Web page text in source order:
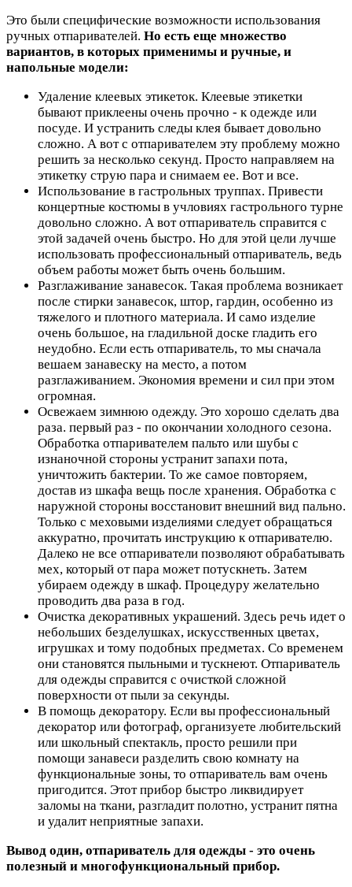
Это были специфические возможности использования
ручных отпаривателей. Но есть еще множество
вариантов, в которых применимы и ручные, и
напольные модели:
Удаление клеевых этикеток. Клеевые этикетки
бывают приклеены очень прочно - к одежде или
посуде. И устранить следы клея бывает довольно
сложно. А вот с отпаривателем эту проблему можно
решить за несколько секунд. Просто направляем на
этикетку струю пара и снимаем ее. Вот и все.
Использование в гастрольных труппах. Привести
концертные костюмы в учловиях гастрольного турне
довольно сложно. А вот отпариватель справится с
этой задачей очень быстро. Но для этой цели лучше
использовать профессиональный отпариватель, ведь
объем работы может быть очень большим.
Разглаживание занавесок. Такая проблема возникает
после стирки занавесок, штор, гардин, особенно из
тяжелого и плотного материала. И само изделие
очень большое, на гладильной доске гладить его
неудобно. Если есть отпариватель, то мы сначала
вешаем занавеску на место, а потом
разглаживанием. Экономия времени и сил при этом
огромная.
Освежаем зимнюю одежду. Это хорошо сделать два
раза. первый раз - по окончании холодного сезона.
Обработка отпаривателем пальто или шубы с
изнаночной стороны устранит запахи пота,
уничтожить бактерии. То же самое повторяем,
достав из шкафа вещь после хранения. Обработка с
наружной стороны восстановит внешний вид пально.
Только с меховыми изделиями следует обращаться
аккуратно, прочитать инструкцию к отпаривателю.
Далеко не все отпариватели позволяют обрабатывать
мех, который от пара может потускнеть. Затем
убираем одежду в шкаф. Процедуру желательно
проводить два раза в год.
Очистка декоративных украшений. Здесь речь идет о
небольших безделушках, искусственных цветах,
игрушках и тому подобных предметах. Со временем
они становятся пыльными и тускнеют. Отпариватель
для одежды справится с очисткой сложной
поверхности от пыли за секунды.
В помощь декоратору. Если вы профессиональный
декоратор или фотограф, организуете любительский
или школьный спектакль, просто решили при
помощи занавеси разделить свою комнату на
функциональные зоны, то отпариватель вам очень
пригодится. Этот прибор быстро ликвидирует
заломы на ткани, разгладит полотно, устранит пятна
и удалит неприятные запахи.
Вывод один, отпариватель для одежды - это очень
полезный и многофункциональный прибор.